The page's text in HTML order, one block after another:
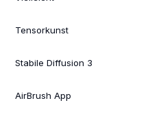
Tensorkunst
Stabile Diffusion 3
AirBrush App